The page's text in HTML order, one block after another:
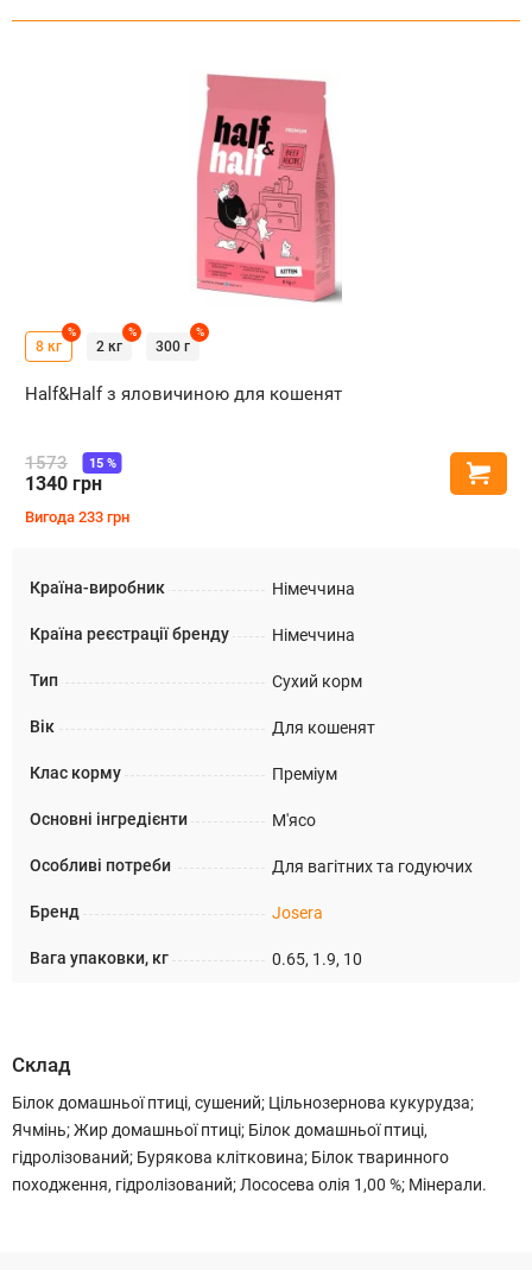
Країна-виробник Німеччина
Країна реєстрації бренду Німеччина
Тип Сухий корм
Вік Для кошенят
Клас корму Преміум
Основні інгредієнти М'ясо
Особливі потреби Для вагітних та годуючих
Бренд Josera
Вага упаковки, кг 0.65, 1.9, 10
8 кг
%
2 кг
%
300 г
%
Half&Half з яловичиною для кошенят
1573
1340 грн
15%
Вигода 233 грн
Склад
Білок домашньої птиці, сушений; Цільнозернова кукурудза;
Ячмінь; Жир домашньої птиці; Білок домашньої птиці,
гідролізований; Бурякова клітковина; Білок тваринного
походження, гідролізований; Лососева олія 1,00 %; Мінерали.